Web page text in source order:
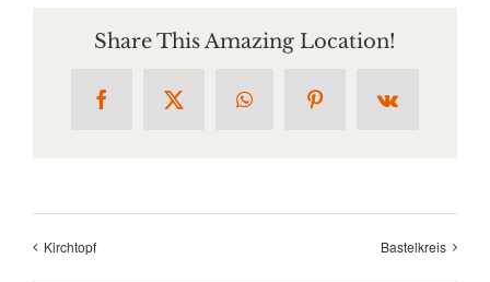
Share This Amazing Location!
FacebookX WhatsAppPinterestVk
Kirchtopf Bastelkreis